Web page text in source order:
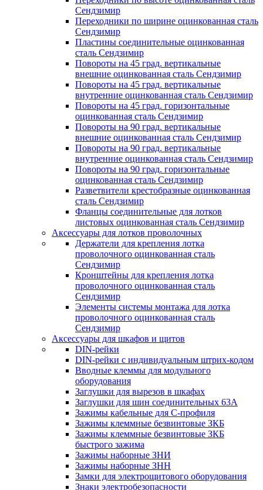
Сендзимир
Переходники по ширине оцинкованная сталь
Сендзимир
Пластины соединительные оцинкованная
сталь Сендзимир
Повороты на 45 град. вертикальные
внешние оцинкованная сталь Сендзимир
Повороты на 45 град. вертикальные
внутренние оцинкованная сталь Сендзимир
Повороты на 45 град. горизонтальные
оцинкованная сталь Сендзимир
Повороты на 90 град. вертикальные
внешние оцинкованная сталь Сендзимир
Повороты на 90 град. вертикальные
внутренние оцинкованная сталь Сендзимир
Повороты на 90 град. горизонтальные
оцинкованная сталь Сендзимир
Разветвители крестобразные оцинкованная
сталь Сендзимир
Фланцы соединительные для лотков
листовых оцинкованная сталь Сендзимир
Аксессуары для лотков проволочных
Держатели для крепления лотка
проволочного оцинкованная сталь
Сендзимир
Кронштейны для крепления лотка
проволочного оцинкованная сталь
Сендзимир
Элементы системы монтажа для лотка
проволочного оцинкованная сталь
Сендзимир
Аксессуары для шкафов и щитов
DIN-рейки
DIN-рейки с индивидуальным штрих-кодом
Вводные клеммы для модульного
оборудования
Заглушки для вырезов в шкафах
Заглушки для шин соединительных 63А
Зажимы кабельные для С-профиля
Зажимы клеммные безвинтовые ЗКБ
Зажимы клеммные безвинтовые ЗКБ
быстрого зажима
Зажимы наборные ЗНИ
Зажимы наборные ЗНН
Замки для электрощитового оборудования
Знаки электробезопасности